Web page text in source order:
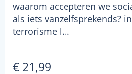
waarom accepteren we
als iets vanzelfsprekends?
terrorisme l...
€ 21,99